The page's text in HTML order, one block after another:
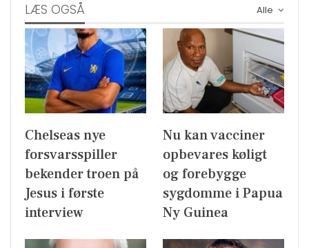
Alle
LÆS OGSÅ
Chelseas nye
forsvarsspiller
bekender troen på
Jesus i første
interview
Nu kan vacciner
opbevares køligt
og forebygge
sygdomme i Papua
Ny Guinea